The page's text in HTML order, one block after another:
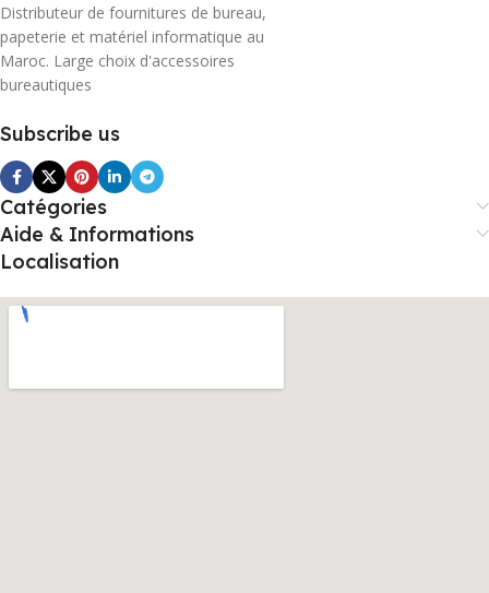
Distributeur de fournitures de bureau,
papeterie et matériel informatique au
Maroc. Large choix d'accessoires
bureautiques
Subscribe us
Catégories
Aide & Informations
Localisation